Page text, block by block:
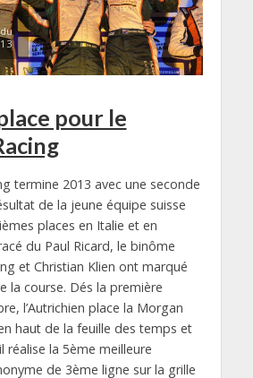
pour le
termine 2013 avec une seconde
de la jeune équipe suisse
places en Italie et en
du Paul Ricard, le binôme
et Christian Klien ont marqué
la course. Dés la première
l’Autrichien place la Morgan
haut de la feuille des temps et
réalise la 5ème meilleure
de 3ème ligne sur la grille